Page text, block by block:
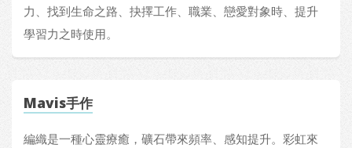
力、找到生命之路、抉擇工作、職業、戀愛對象時、提升
學習力之時使用。
Mavis手作
編織是一種心靈療癒，礦石帶來頻率、感知提升。彩虹來